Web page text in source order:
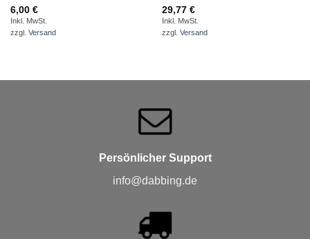
6,00 €
Inkl. MwSt.
zzgl. Versand
29,77 €
Inkl. MwSt.
zzgl. Versand
Persönlicher Support
info@dabbing.de